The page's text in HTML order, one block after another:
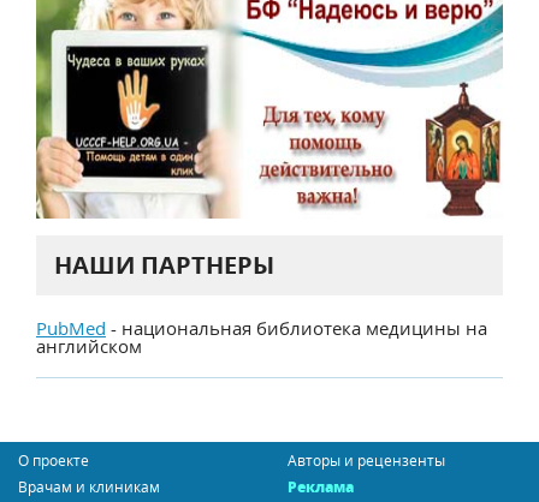
НАШИ ПАРТНЕРЫ
PubMed - национальная библиотека медицины на
английском
О проекте
Авторы и рецензенты
Врачам и клиникам
Реклама